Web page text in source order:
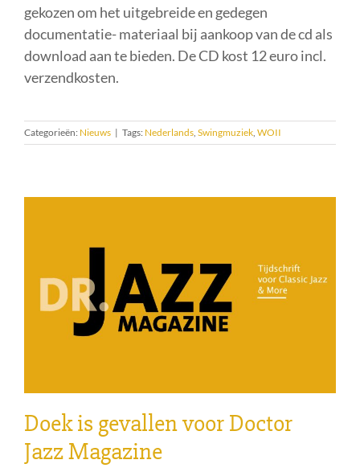
gekozen om het uitgebreide en gedegen
documentatie- materiaal bij aankoop van de cd als
download aan te bieden. De CD kost 12 euro incl.
verzendkosten.
Categorieën: Nieuws | Tags: Nederlands Swingmuziek WOII
Doek is gevallen voor Doctor
Jazz Magazine